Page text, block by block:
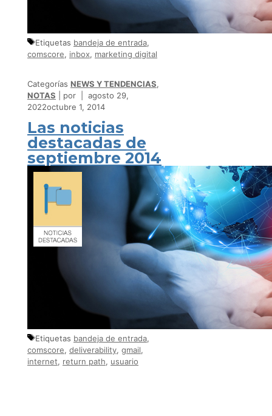
Etiquetas bandeja de entrada,
comscore, inbox, marketing digital
Categorías NEWS Y TENDENCIAS,
NOTAS
por
agosto 29,
2022octubre 1, 2014
Las noticias
destacadas de
septiembre 2014
Etiquetas bandeja de entrada,
comscore, deliverability, gmail,
internet, return path, usuario